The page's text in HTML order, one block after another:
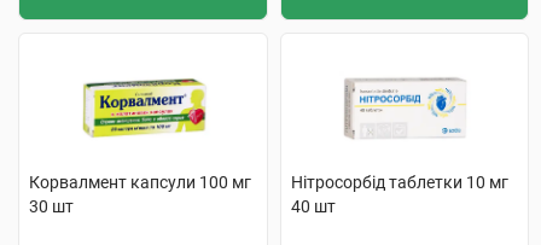
Корвалмент капсули 100 мг
30 шт
Нітросорбід таблетки 10 мг
40 шт